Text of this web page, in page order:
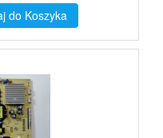
do Koszyka